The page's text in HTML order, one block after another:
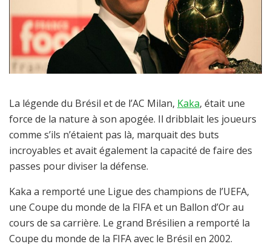
La légende du Brésil et de l’AC Milan, Kaka, était une
force de la nature à son apogée. Il dribblait les joueurs
comme s’ils n’étaient pas là, marquait des buts
incroyables et avait également la capacité de faire des
passes pour diviser la défense.
Kaka a remporté une Ligue des champions de l’UEFA,
une Coupe du monde de la FIFA et un Ballon d’Or au
cours de sa carrière. Le grand Brésilien a remporté la
Coupe du monde de la FIFA avec le Brésil en 2002.